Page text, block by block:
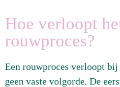
Hoe verloopt
rouwproces?
Een rouwproces verloopt bij
geen vaste volgorde. De